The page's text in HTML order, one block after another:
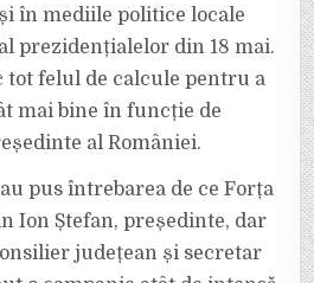
ȘTEFAN
(LIDER
FD)
AR
PUTEA
PRELUA
DAN
VA
IEȘI
PREȘEDINTE
ROMÂNIEI
în mediile politice locale
prezidențialelor din 18 mai.
felul de calcule pentru a
mai bine în funcție de
al României.
pus întrebarea de ce Forța
Ion Ștefan, președinte, dar
județean și secretar